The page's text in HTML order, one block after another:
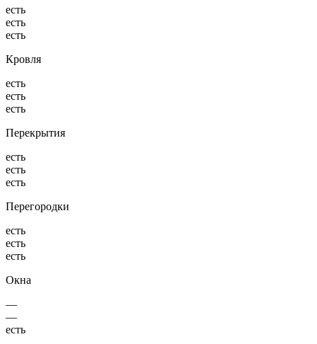
есть
есть
есть
Кровля
есть
есть
есть
Перекрытия
есть
есть
есть
Перегородки
есть
есть
есть
Окна
—
—
есть